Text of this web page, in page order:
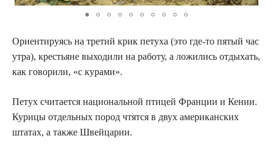
Ориентируясь на третий крик петуха (это где-то пятый час
утра), крестьяне выходили на работу, а ложились отдыхать,
как говорили, «с курами».
Петух считается национальной птицей Франции и Кении.
Курицы отдельных пород чтятся в двух американских
штатах, а также Швейцарии.